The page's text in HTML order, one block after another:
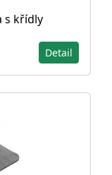
s křídly
Detail